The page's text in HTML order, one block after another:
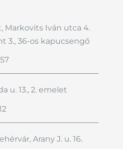
Markovits Iván utca 4.
3., 36-os kapucsengő
u. 13., 2. emelet
Arany J. u. 16.